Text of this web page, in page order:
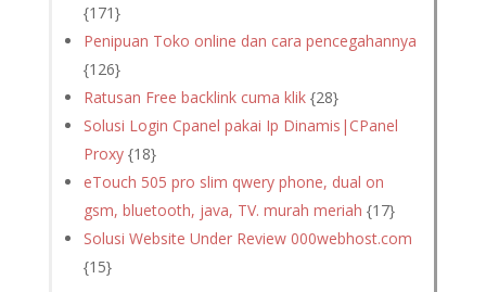
{171}
Penipuan Toko online dan cara pencegahannya
{126}
Ratusan Free backlink cuma klik{28}
Solusi Login Cpanel pakai Ip Dinamis|CPanel
Proxy{18}
eTouch 505 pro slim qwery phone, dual on
gsm, bluetooth, java, TV. murah meriah {17}
Solusi Website Under Review 000webhost.com
{15}